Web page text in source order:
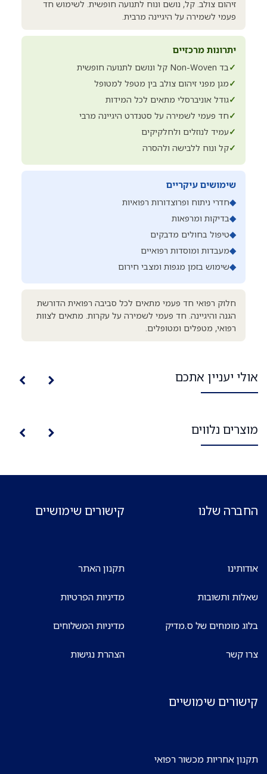
זיהום צולב. קל, נושם ונוח לתנועה חופשית. לשימוש חד
פעמי לשמירה על היגיינה מרבית.
יתרונות מרכזיים
✓בד Non-Woven קל ונושם לתנועה חופשית
✓מגן מפני זיהום צולב בין מטפל למטופל
✓גודל אוניברסלי מתאים לכל המידות
✓חד פעמי לשמירה על סטנדרט היגיינה מרבי
✓עמיד לנוזלים ולחלקיקים
✓קל ונוח ללבישה ולהסרה
שימושים עיקריים
◆חדרי ניתוח ופרוצדורות רפואיות
◆בדיקות ומרפאות
◆טיפול בחולים מדבקים
◆מעבדות ומוסדות רפואיים
◆שימוש בזמן מגפות ומצבי חירום
חלוק רפואי חד פעמי מתאים לכל סביבה רפואית הדורשת
הגנה והיגיינה. חד פעמי לשמירה על עקרות. מתאים לצוות
רפואי, מטפלים ומטופלים.
אולי יעניין אתכם
מוצרים נלווים
החברה שלנו
אודותינו
שאלות ותשובות
בלוג מומחים של ס.מדיק
צרו קשר
קישורים שימושיים
תקנון האתר
מדיניות הפרטיות
מדיניות המשלוחים
הצהרת נגישות
קישורים שימושיים
תקנון אחריות מכשור רפואי